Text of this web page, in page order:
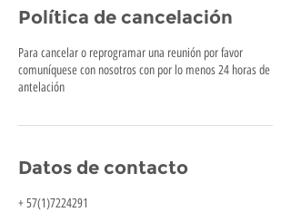
Política de cancelación
Para cancelar o reprogramar una reunión por favor
comuníquese con nosotros con por lo menos 24 horas de
antelación
Datos de contacto
+ 57(1)7224291